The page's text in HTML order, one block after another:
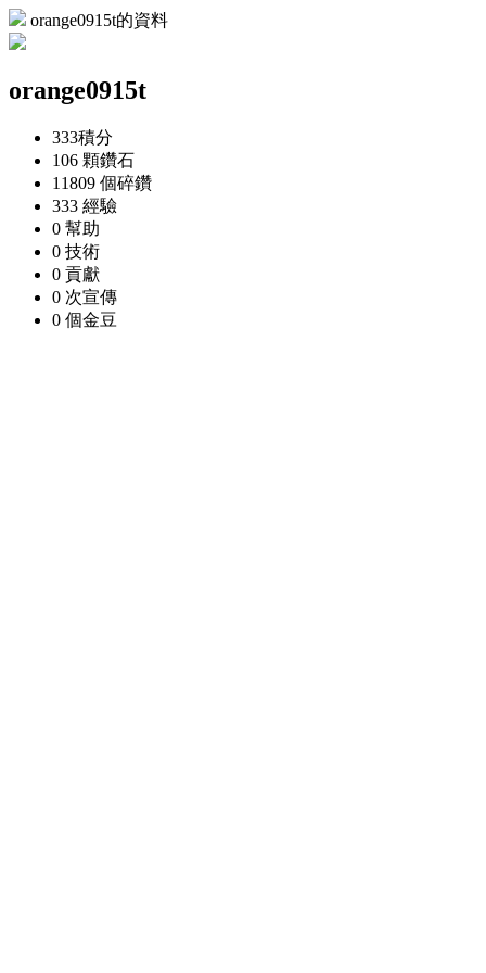
orange0915t的資料
orange0915t
333積分
106 顆鑽石
11809 個碎鑽
333 經驗
0 幫助
0 技術
0 貢獻
0 次宣傳
0 個金豆